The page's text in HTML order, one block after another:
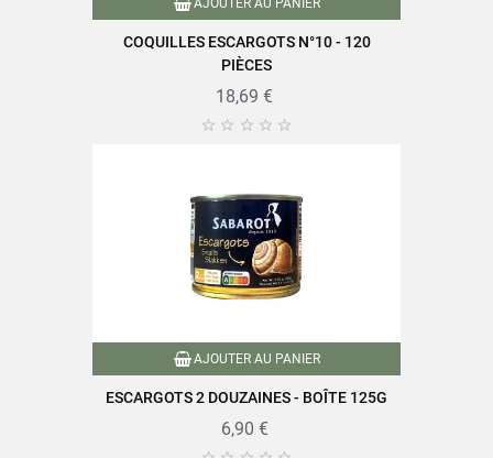
AJOUTER AU PANIER
COQUILLES ESCARGOTS N°10 - 120
PIÈCES
18,69 €
    
AJOUTER AU PANIER
ESCARGOTS 2 DOUZAINES - BOÎTE 125G
6,90 €